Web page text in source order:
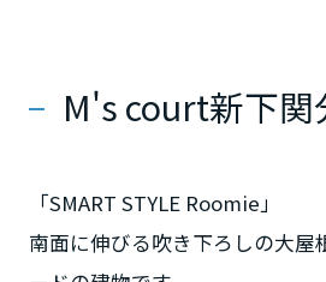
M's court新下関
「SMART STYLE Roomie」
南面に伸びる吹き下ろしの大屋
新潟県
山梨県